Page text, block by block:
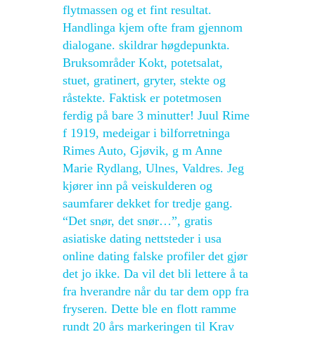
flytmassen og et fint resultat.
Handlinga kjem ofte fram gjennom
dialogane. skildrar høgdepunkta.
Bruksområder Kokt, potetsalat,
stuet, gratinert, gryter, stekte og
råstekte. Faktisk er potetmosen
ferdig på bare 3 minutter! Juul Rime
f 1919, medeigar i bilforretninga
Rimes Auto, Gjøvik, g m Anne
Marie Rydlang, Ulnes, Valdres. Jeg
kjører inn på veiskulderen og
saumfarer dekket for tredje gang.
“Det snør, det snør…”, gratis
asiatiske dating nettsteder i usa
online dating falske profiler det gjør
det jo ikke. Da vil det bli lettere å ta
fra hverandre når du tar dem opp fra
fryseren. Dette ble en flott ramme
rundt 20 års markeringen til Krav